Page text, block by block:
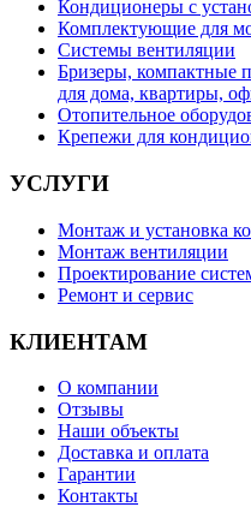
Кондиционеры с
Комплектующие для
Системы вентиляции
Бризеры, компактные
для дома, квартиры,
Отопительное
Крепежи для
УСЛУГИ
Монтаж и установка
Монтаж вентиляции
Проектирование
Ремонт и сервис
КЛИЕНТАМ
О компании
Отзывы
Наши объекты
Доставка и оплата
Гарантии
Контакты